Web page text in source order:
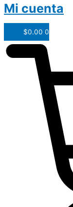
Mi cuenta
$0.00 0